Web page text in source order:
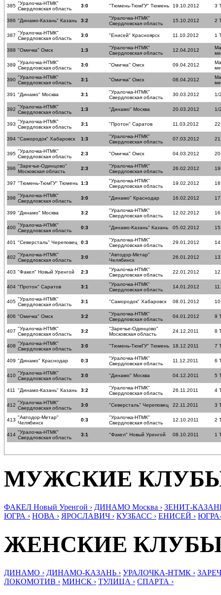
385 "Уралочка-НТМК"
Свердловская область
3:0 "Тюмень-ТюмГУ" Тюмень 19.10.2012 3
386 "Динамо-Казань" Казань 3:2
"Уралочка-НТМК"
Свердловская область
15.10.2012 2
387 "Уралочка-НТМК"
Свердловская область
3:0 "Енисей" Красноярск 11.10.2012 1
388 "Омичка" Омск 1:3
"Уралочка-НТМК"
Свердловская область
12.04.2012
389 "Уралочка-НТМК"
Свердловская область
3:0 "Омичка" Омск 09.04.2012
390 "Уралочка-НТМК"
Свердловская область
3:1 "Омичка" Омск 08.04.2012
391 "Динамо" Москва 3:1
"Уралочка-НТМК"
Свердловская область
30.03.2012 1/
392 "Уралочка-НТМК"
Свердловская область
1:3 "Динамо" Москва 20.03.2012 1/
393 "Уралочка-НТМК"
Свердловская область
3:1 "Протон" Саратов 11.03.2012 22
394 "Самородок" Хабаровск 1:3
"Уралочка-НТМК"
Свердловская область
07.03.2012 21
395 "Уралочка-НТМК"
Свердловская область
2:3 "Омичка" Омск 04.03.2012 20
396 "Заречье-Одинцово"
Московская область
2:3
"Уралочка-НТМК"
Свердловская область
26.02.2012
397 "Тюмень-ТюмГУ" Тюмень 1:3
"Уралочка-НТМК"
Свердловская область
19.02.2012
398 "Уралочка-НТМК"
Свердловская область
3:0 "Динамо" Краснодар 16.02.2012
399 "Динамо" Москва 3:2
"Уралочка-НТМК"
Свердловская область
12.02.2012
400 "Уралочка-НТМК"
Свердловская область
0:3 "Динамо-Казань" Казань 05.02.2012
401 "Северсталь" Череповец 0:3
"Уралочка-НТМК"
Свердловская область
29.01.2012
402 "Уралочка-НТМК"
Свердловская область
3:0
"Автодор-Метар"
Челябинск
26.01.2012
403 "Факел" Новый Уренгой 2:3
"Уралочка-НТМК"
Свердловская область
22.01.2012
404 "Протон" Саратов 3:1
"Уралочка-НТМК"
Свердловская область
14.01.2012
405 "Уралочка-НТМК"
Свердловская область
3:1 "Самородок" Хабаровск 08.01.2012
406 "Омичка" Омск 3:2
"Уралочка-НТМК"
Свердловская область
04.01.2012 9
407 "Уралочка-НТМК"
Свердловская область
3:2
"Заречье-Одинцово"
Московская область
24.12.2011 8
408 "Уралочка-НТМК"
Свердловская область
3:0 "Тюмень-ТюмГУ" Тюмень 18.12.2011 7
409 "Динамо" Краснодар 0:3
"Уралочка-НТМК"
Свердловская область
11.12.2011 6
410 "Уралочка-НТМК"
Свердловская область
3:0 "Динамо" Москва 04.12.2011 5
411 "Динамо-Казань" Казань 3:2
"Уралочка-НТМК"
Свердловская область
26.11.2011 4
412 "Уралочка-НТМК"
Свердловская область
3:0 "Северсталь" Череповец 22.11.2011 3
413 "Автодор-Метар"
Челябинск
0:3
"Уралочка-НТМК"
Свердловская область
12.10.2011 2
414 "Уралочка-НТМК"
Свердловская область
3:1 "Факел" Новый Уренгой 08.10.2011 1
МУЖСКИЕ
ФАКЕЛ Новый Уренгой › ДИНАМО Москва › ЗЕНИТ-
ЮГРА › НОВА › ЯРОСЛАВИЧ › КУЗБАСС › ЕНИСЕЙ ›
ЖЕНСКИЕ
ДИНАМО › ДИНАМО-КАЗАНЬ › УРАЛОЧКА-НТМК ›
ЛОКОМОТИВ › МИНСК › ТУЛИЦА › СПАРТА ›